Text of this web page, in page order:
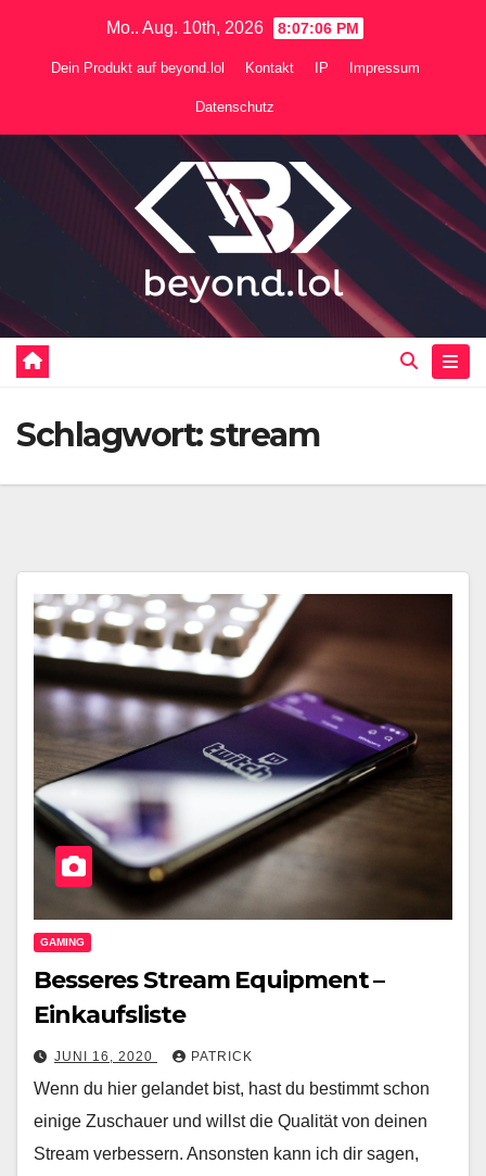
Mo.. Aug. 10th, 2026 8:07:07 PM
Dein Produkt auf beyond.lol Kontakt IP Impressum
Datenschutz
Schlagwort:stream
GAMING
Besseres Stream Equipment –
Einkaufsliste
JUNI 16, 2020 PATRICK
Wenn du hier gelandet bist, hast du bestimmt schon
einige Zuschauer und willst die Qualität von deinen
Stream verbessern. Ansonsten kann ich dir sagen,